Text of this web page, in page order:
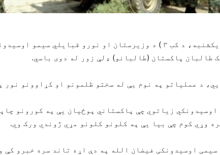
تاند ( یکشنبه، د کب ۳ ) د وزیرستان او نورو قبایلي
طالبان پاکستان (طالبانو) ډلې زور له دوی باسي.
د عملیاتو په نوم یې له سختو ظلمونو او کړاوونو نور
اوسیدونکي زیاتوي چې پاکستاني پوځیان یې په کورونو
وړي کوم چې بیا یې په کلونو کلونو مړي ژوندي ورک وي.
سیمی اوسیدونکی فیضان الله په دې اړه تاند سره خبرو کې